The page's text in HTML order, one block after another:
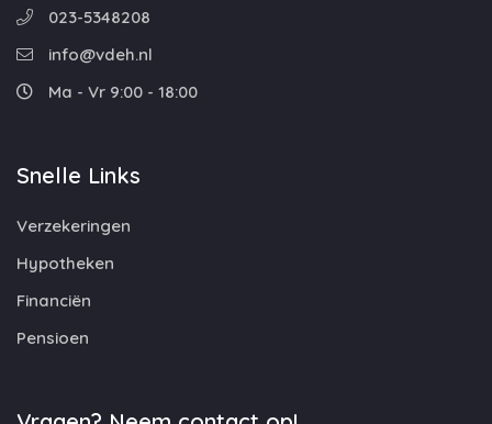
023-5348208
info@vdeh.nl
Ma - Vr 9:00 - 18:00
Snelle Links
Verzekeringen
Hypotheken
Financiën
Pensioen